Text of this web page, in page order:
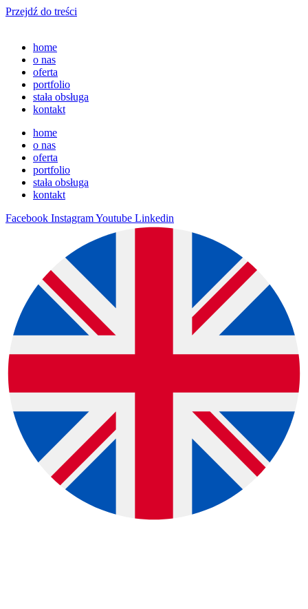
Przejdź do treści
home
o nas
oferta
portfolio
stała obsługa
kontakt
home
o nas
oferta
portfolio
stała obsługa
kontakt
Facebook InstagramYoutube Linkedin